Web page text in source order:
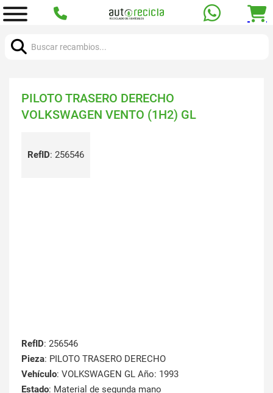
PILOTO TRASERO DERECHO
VOLKSWAGEN VENTO (1H2) GL
RefID: 256546
RefID: 256546
Pieza: PILOTO TRASERO DERECHO
Vehículo: VOLKSWAGEN GL Año: 1993
Estado: Material de segunda mano